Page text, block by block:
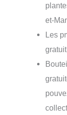
et-
Les